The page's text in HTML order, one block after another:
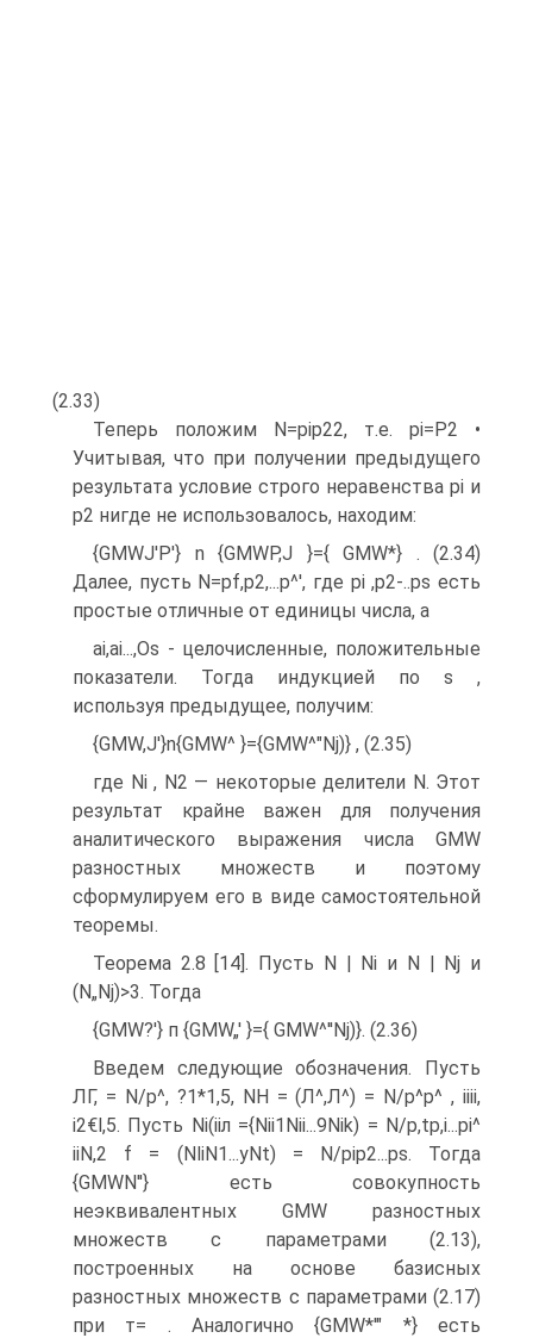
(2.33)
Теперь положим N=pip22, т.е. pi=P2 •
Учитывая, что при получении предыдущего
результата условие строго неравенства pi и
р2 нигде не использовалось, находим:
{GMWJ'P'} n {GMWP,J }={ GMW*} . (2.34)
Далее, пусть N=pf,p2,...p^', где pi ,p2-..ps есть
простые отличные от единицы числа, а
ai,ai...,Os - целочисленные, положительные
показатели. Тогда индукцией по s ,
используя предыдущее, получим:
{GMW,J'}n{GMW^ }={GMW^"Nj)} , (2.35)
где Ni , N2 — некоторые делители N. Этот
результат крайне важен для получения
аналитического выражения числа GMW
разностных множеств и поэтому
сформулируем его в виде самостоятельной
теоремы.
Теорема 2.8 [14]. Пусть N | Ni и N | Nj и
(N„Nj)>3. Тогда
{GMW?'} п {GMW„' }={ GMW^''Nj)}. (2.36)
Введем следующие обозначения. Пусть
ЛГ, = N/p^, ?1*1,5, NH = (Л^,Л^) = N/p^p^ , iiii,
i2€l,5. Пусть Ni(iiл ={Nii1Nii...9Nik) = N/p,tp,i...pi^
iiN,2 f = (NliN1...yNt) = N/pip2...ps. Тогда
{GMWN''} есть совокупность
неэквивалентных GMW разностных
множеств с параметрами (2.13),
построенных на основе базисных
разностных множеств с параметрами (2.17)
при т= . Аналогично {GMW*'" *} есть